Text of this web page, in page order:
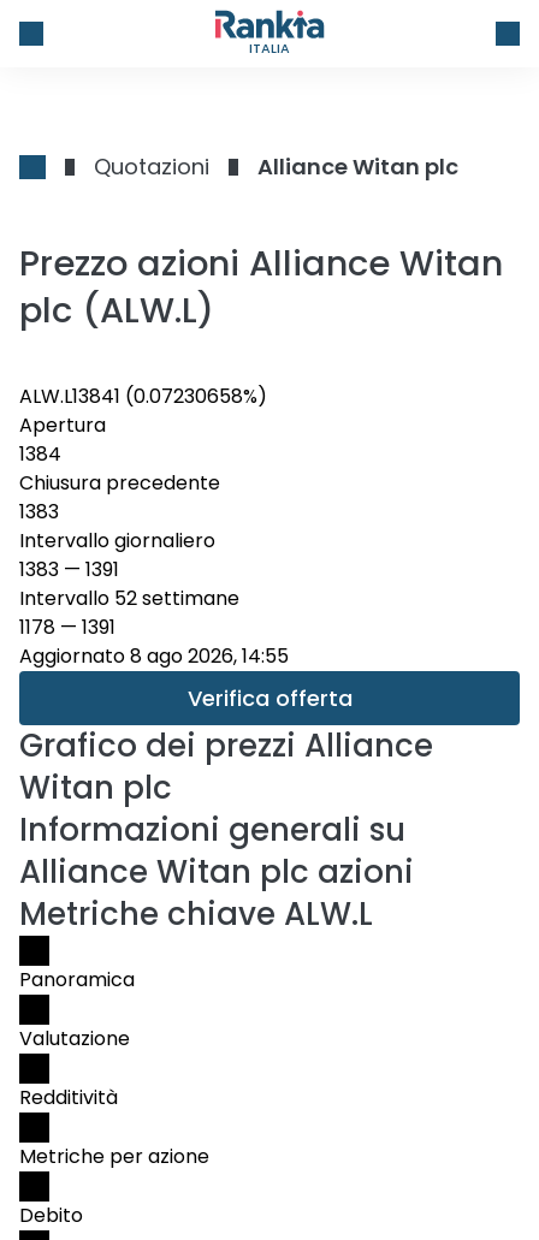
ITALIA
Quotazioni Alliance Witan plc
Prezzo azioni Alliance Witan
plc (ALW.L)
ALW.L13841 (0.07230658%)
Apertura
1384
Chiusura precedente
1383
Intervallo giornaliero
1383 — 1391
Intervallo 52 settimane
1178 — 1391
Aggiornato 8 ago 2026, 14:55
Verifica offerta
Grafico dei prezzi Alliance
Witan plc
Informazioni generali su
Alliance Witan plc azioni
Metriche chiave ALW.L
Panoramica
Valutazione
Redditività
Metriche per azione
Debito